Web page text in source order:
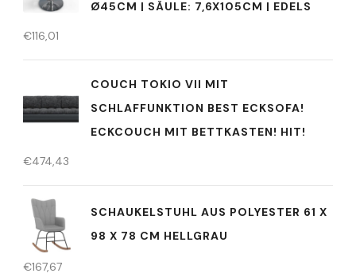
45CM | SÄULE: 7,6X105CM | EDELS
€116,01
COUCH TOKIO VII MIT
SCHLAFFUNKTION BEST ECKSOFA!
ECKCOUCH MIT BETTKASTEN! HIT!
€474,43
SCHAUKELSTUHL AUS POLYESTER 61 X
98 X 78 CM HELLGRAU
€167,67